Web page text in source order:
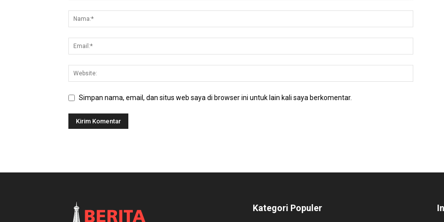
Simpan nama, email, dan situs web saya di browser ini untuk lain kali saya berkomentar.
Kategori Populer